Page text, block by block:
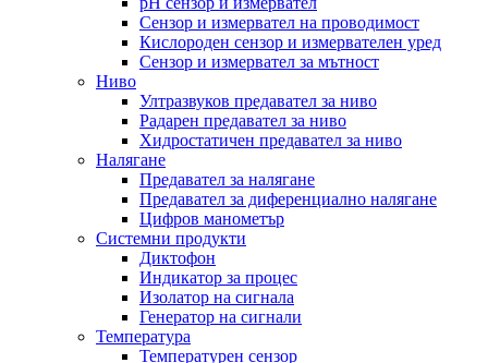
Сензор и измервател на проводимост
Кислороден сензор и измервателен уред
Сензор и измервател за мътност
Ниво
Ултразвуков предавател за ниво
Радарен предавател за ниво
Хидростатичен предавател за ниво
Налягане
Предавател за налягане
Предавател за диференциално налягане
Цифров манометър
Системни продукти
Диктофон
Индикатор за процес
Изолатор на сигнала
Генератор на сигнали
Температура
Температурен сензор